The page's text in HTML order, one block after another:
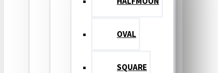
OVAL
SQUARE